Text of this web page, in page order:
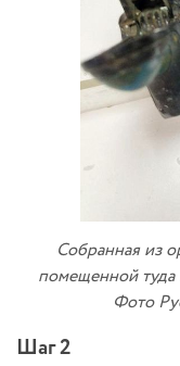
Собранная из
помещенной
Фото
Шаг 2